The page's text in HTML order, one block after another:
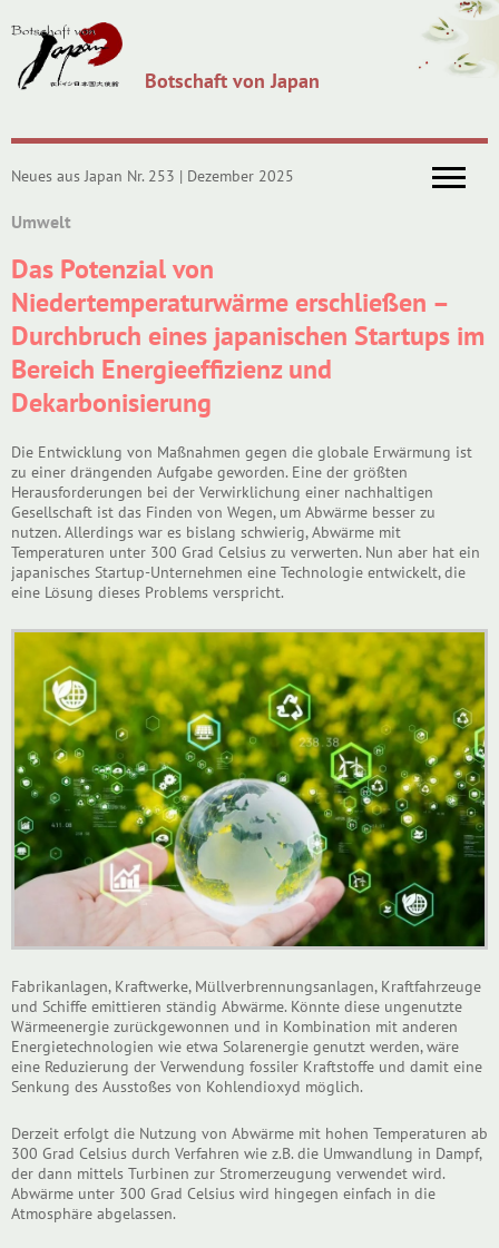
Botschaft von Japan
Neues aus Japan Nr. 253 | Dezember 2025
Umwelt
Das Potenzial von
Niedertemperaturwärme erschließen –
Durchbruch eines japanischen Startups im
Bereich Energieeffizienz und
Dekarbonisierung
Die Entwicklung von Maßnahmen gegen die globale Erwärmung ist
zu einer drängenden Aufgabe geworden. Eine der größten
Herausforderungen bei der Verwirklichung einer nachhaltigen
Gesellschaft ist das Finden von Wegen, um Abwärme besser zu
nutzen. Allerdings war es bislang schwierig, Abwärme mit
Temperaturen unter 300 Grad Celsius zu verwerten. Nun aber hat ein
japanisches Startup-Unternehmen eine Technologie entwickelt, die
eine Lösung dieses Problems verspricht.
Fabrikanlagen, Kraftwerke, Müllverbrennungsanlagen, Kraftfahrzeuge
und Schiffe emittieren ständig Abwärme. Könnte diese ungenutzte
Wärmeenergie zurückgewonnen und in Kombination mit anderen
Energietechnologien wie etwa Solarenergie genutzt werden, wäre
eine Reduzierung der Verwendung fossiler Kraftstoffe und damit eine
Senkung des Ausstoßes von Kohlendioxyd möglich.
Derzeit erfolgt die Nutzung von Abwärme mit hohen Temperaturen ab
300 Grad Celsius durch Verfahren wie z.B. die Umwandlung in Dampf,
der dann mittels Turbinen zur Stromerzeugung verwendet wird.
Abwärme unter 300 Grad Celsius wird hingegen einfach in die
Atmosphäre abgelassen.